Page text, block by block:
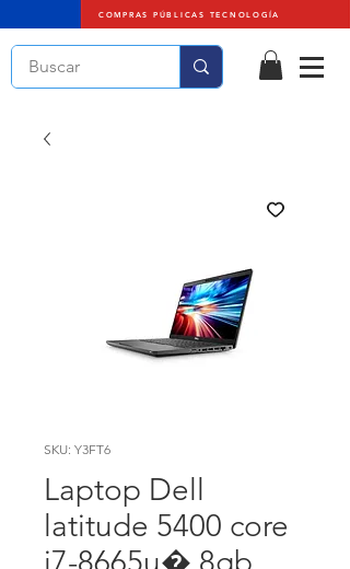
COMPRAS PÚBLICAS TECNOLOGÍA
SKU: Y3FT6
Laptop Dell
latitude 5400 core